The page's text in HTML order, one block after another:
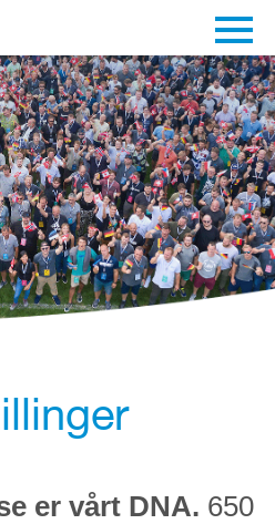
er vårt DNA. 650